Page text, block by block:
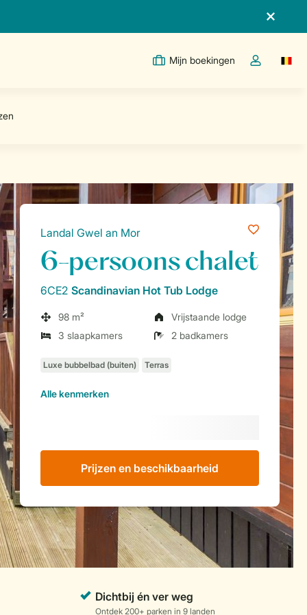
Mijn boekingen
Open de
Landal Gwel an Mor
6-persoons chalet
6CE2 Scandinavian Hot Tub Lodge
98 m²
Vrijstaande lodge
3 slaapkamers
2 badkamers
Allekenmerken
Prijzen en beschikbaarheid